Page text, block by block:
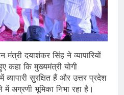
दयाशंकर सिंह ने व्यापारियों
कहा कि मुख्यमंत्री योगी
सुरक्षित हैं और उत्तर प्रदेश
अग्रणी भूमिका निभा रहा है।